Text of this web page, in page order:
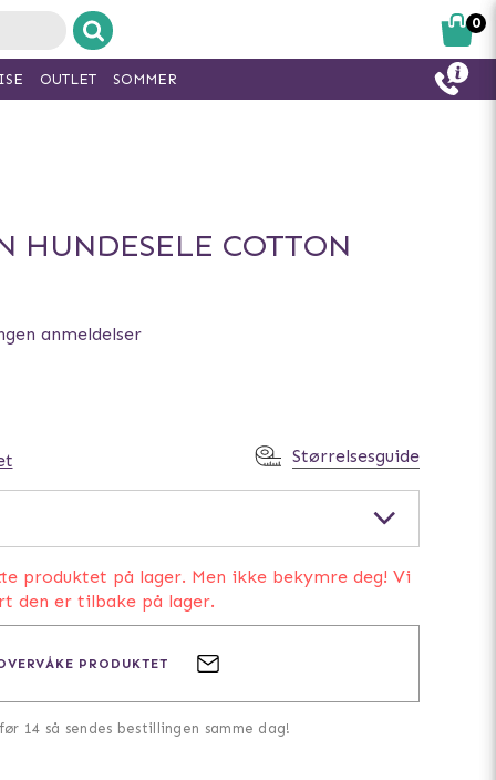
HUNDESELE COTTON
anmeldelser
Størrelsesguide
produktet på lager. Men ikke bekymre deg! Vi
den er tilbake på lager.
PRODUKTET
14 så sendes bestillingen samme dag!
0
OUTLET SOMMER